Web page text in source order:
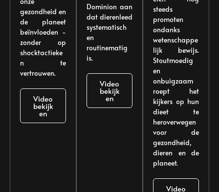
gezondheid en
de planeet
beïnvloeden -
zonder op
shocktactieke
n te
vertrouwen.
Video
bekijk
en
Dominion aan
dat dierenleed
systematisch
en
routinematig
is.
Video
bekijk
en
steeds
promoten
ondanks
wetenschappe
lijk bewijs.
Stoutmoedig
en
onbuigzaam
roept het
kijkers op hun
dieet te
heroverwegen
voor de
gezondheid,
dieren en de
planeet.
Video